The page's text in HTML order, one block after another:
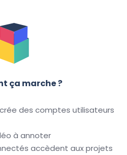
ça marche ?
des comptes utilisateurs
à annoter
accèdent aux projets